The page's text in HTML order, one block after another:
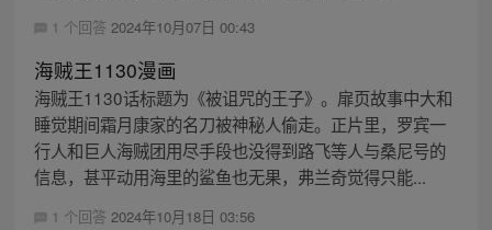
1 个回答 2024年10月07日 00:43
海贼王1130漫画
海贼王1130话标题为《被诅咒的王子》。扉页故事中大和
睡觉期间霜月康家的名刀被神秘人偷走。正片里，罗宾一
行人和巨人海贼团用尽手段也没得到路飞等人与桑尼号的
信息，甚平动用海里的鲨鱼也无果，弗兰奇觉得只能...
1 个回答 2024年10月18日 03:56